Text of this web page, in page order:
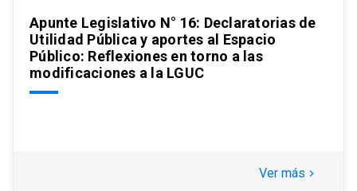
Apunte Legislativo N° 16: Declaratorias de
Utilidad Pública y aportes al Espacio
Público: Reflexiones en torno a las
modificaciones a la LGUC
Ver más keyboard_arrow_right